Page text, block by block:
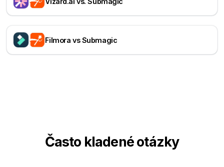
Filmora vs Submagic
Často kladené otázky